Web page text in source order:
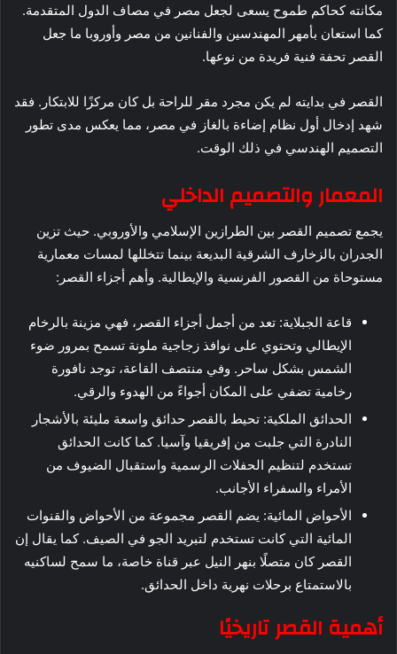
مكانته كحاكم طموح يسعى لجعل مصر في مصاف الدول المتقدمة.
كما استعان بأمهر المهندسين والفنانين من مصر وأوروبا ما جعل
القصر تحفة فنية فريدة من نوعها.
القصر في بدايته لم يكن مجرد مقر للراحة بل كان مركزًا للابتكار. فقد
شهد إدخال أول نظام إضاءة بالغاز في مصر، مما يعكس مدى تطور
التصميم الهندسي في ذلك الوقت.
المعمار والتصميم الداخلي
يجمع تصميم القصر بين الطرازين الإسلامي والأوروبي. حيث تزين
الجدران بالزخارف الشرقية البديعة بينما تتخللها لمسات معمارية
مستوحاة من القصور الفرنسية والإيطالية. وأهم أجزاء القصر:
قاعة الجبلاية: تعد من أجمل أجزاء القصر، فهي مزينة بالرخام
الإيطالي وتحتوي على نوافذ زجاجية ملونة تسمح بمرور ضوء
الشمس بشكل ساحر. وفي منتصف القاعة، توجد نافورة
رخامية تضفي على المكان أجواءً من الهدوء والرقي.
الحدائق الملكية: تحيط بالقصر حدائق واسعة مليئة بالأشجار
النادرة التي جلبت من إفريقيا وآسيا. كما كانت الحدائق
تستخدم لتنظيم الحفلات الرسمية واستقبال الضيوف من
الأمراء والسفراء الأجانب.
الأحواض المائية: يضم القصر مجموعة من الأحواض والقنوات
المائية التي كانت تستخدم لتبريد الجو في الصيف. كما يقال إن
القصر كان متصلًا بنهر النيل عبر قناة خاصة، ما سمح لساكنيه
بالاستمتاع برحلات نهرية داخل الحدائق.
أهمية القصر تاريخيًا